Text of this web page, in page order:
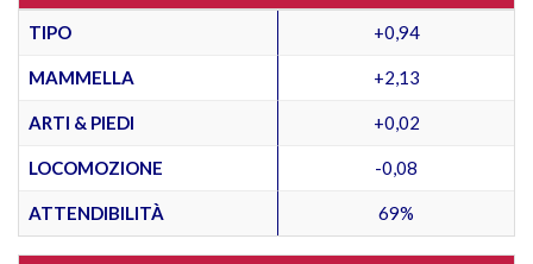
TIPO +0,94
MAMMELLA +2,13
ARTI & PIEDI +0,02
LOCOMOZIONE -0,08
ATTENDIBILITÀ 69%